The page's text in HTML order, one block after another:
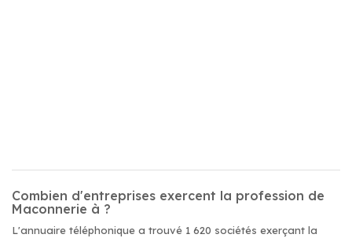
Combien d'entreprises exercent la profession de
Maconnerie à ?
L'annuaire téléphonique a trouvé 1 620 sociétés exerçant la